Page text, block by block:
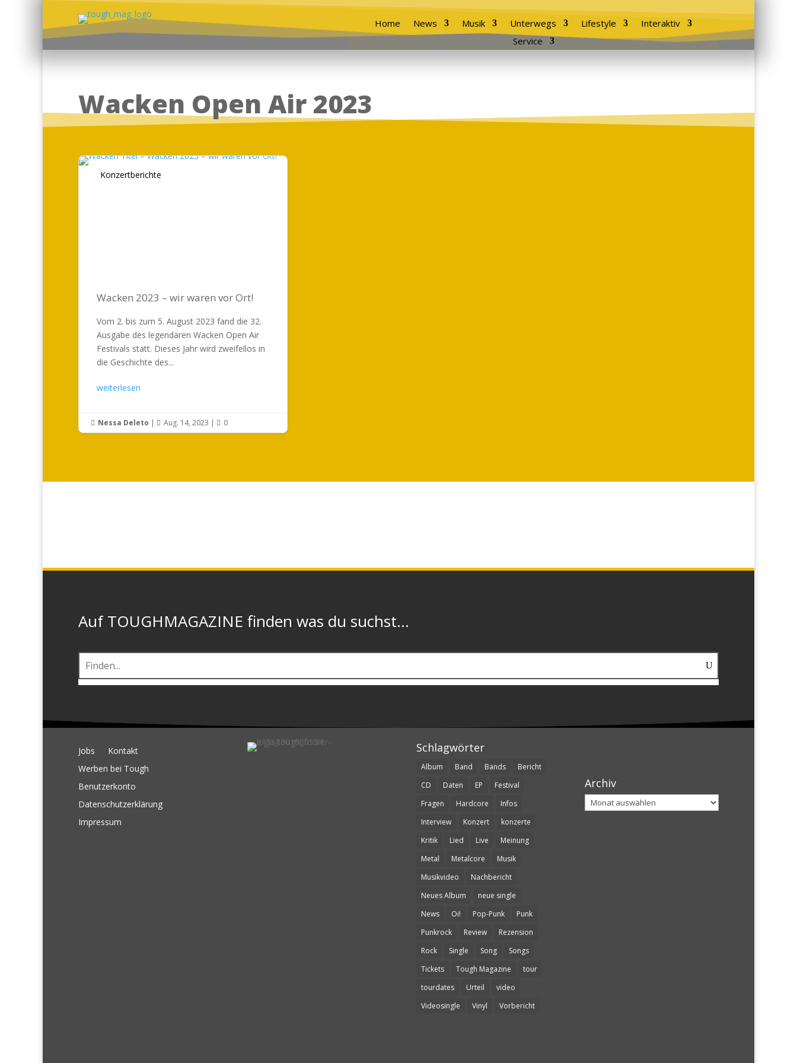
Home News Musik Unterwegs Lifestyle
Interaktiv
Service
Wacken Open Air 2023
Konzertberichte
Wacken 2023 – wir waren vor Ort!
Vom 2. bis zum 5. August 2023 fand die 32.
Ausgabe des legendären Wacken Open Air
Festivals statt. Dieses Jahr wird zweifellos in
die Geschichte des...
weiterlesen
 Nessa Deleto |  Aug. 14, 2023 |  0
Auf TOUGHMAGAZINE finden was du suchst...
Jobs
Kontakt
Werben bei Tough
Benutzerkonto
Datenschutzerklärung
Impressum
Schlagwörter
Album Band Bands
Bericht
CD
Daten EP
Festival
Fragen
Hardcore
Infos
Interview
Konzert
konzerte
Kritik
Lied Live
Meinung
Metal
Metalcore
Musik
Musikvideo
Nachbericht
Neues Album
neue single
News
Oi! Pop-Punk
Punk
Punkrock
Review
Rezension
Rock
Single Song
Songs
Tickets
Tough Magazine
tour
tourdates
Urteil
video
Videosingle
Vinyl Vorbericht
Archiv
Archiv